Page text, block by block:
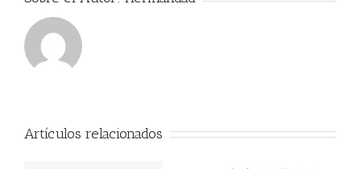
Artículos relacionados